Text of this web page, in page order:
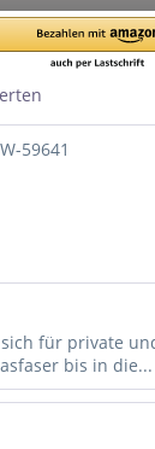
W-59641
sich für private
bis in die...